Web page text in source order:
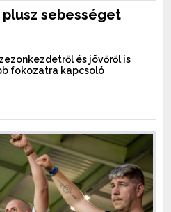
sebességet
és jövőről is
fokozatra kapcsoló